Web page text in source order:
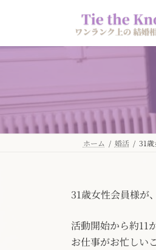
ン
キ
プ
ー
に
動
ホーム 婚活 31歳
31歳女性会員様が
活動開始から約11か
お仕事がお忙しい